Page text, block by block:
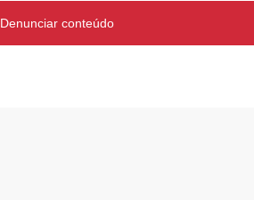
Denunciar conteúdo